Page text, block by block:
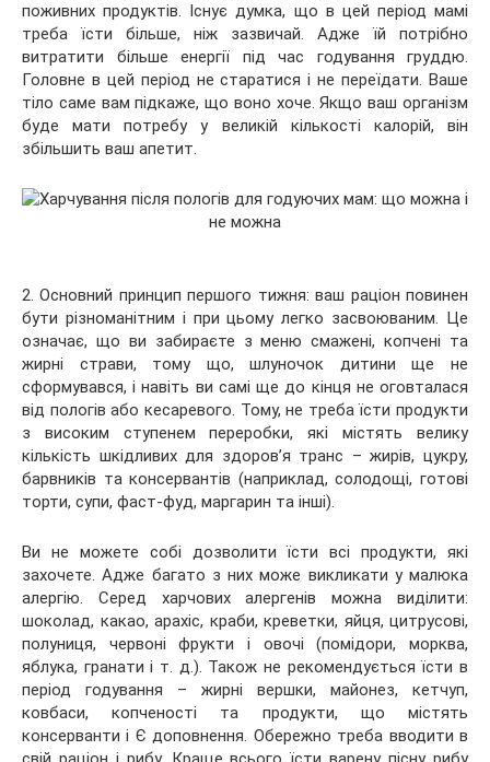
поживних продуктів. Існує думка, що в цей період мамі
треба їсти більше, ніж зазвичай. Адже їй потрібно
витратити більше енергії під час годування груддю.
Головне в цей період не старатися і не переїдати. Ваше
тіло саме вам підкаже, що воно хоче. Якщо ваш організм
буде мати потребу у великій кількості калорій, він
збільшить ваш апетит.
2. Основний принцип першого тижня: ваш раціон повинен
бути різноманітним і при цьому легко засвоюваним. Це
означає, що ви забираєте з меню смажені, копчені та
жирні страви, тому що, шлуночок дитини ще не
сформувався, і навіть ви самі ще до кінця не оговталася
від пологів або кесаревого. Тому, не треба їсти продукти
з високим ступенем переробки, які містять велику
кількість шкідливих для здоров’я транс – жирів, цукру,
барвників та консервантів (наприклад, солодощі, готові
торти, супи, фаст-фуд, маргарин та інші).
Ви не можете собі дозволити їсти всі продукти, які
захочете. Адже багато з них може викликати у малюка
алергію. Серед харчових алергенів можна виділити:
шоколад, какао, арахіс, краби, креветки, яйця, цитрусові,
полуниця, червоні фрукти і овочі (помідори, морква,
яблука, гранати і т. д.). Також не рекомендується їсти в
період годування – жирні вершки, майонез, кетчуп,
ковбаси, копченості та продукти, що містять
консерванти і Є доповнення. Обережно треба вводити в